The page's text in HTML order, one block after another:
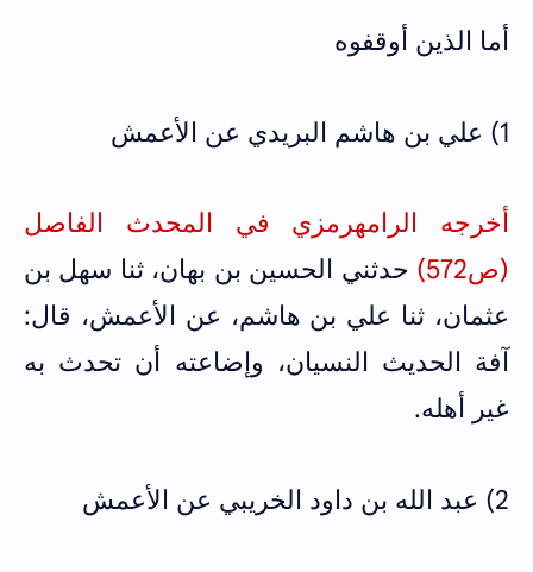
أما الذين أوقفوه
1) علي بن هاشم البريدي عن الأعمش
أخرجه الرامهرمزي في المحدث الفاصل
(ص572)
حدثني الحسين بن بهان، ثنا سهل بن
عثمان، ثنا علي بن هاشم، عن الأعمش، قال:
آفة الحديث النسيان، وإضاعته أن تحدث به
غير أهله.
2) عبد الله بن داود الخريبي عن الأعمش